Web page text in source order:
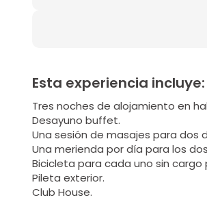
Esta experiencia incluye:
Tres noches de alojamiento en
Desayuno buffet.
Una sesión de masajes para dos
Una merienda por día para los
Bicicleta para cada uno sin
Pileta exterior.
Club House.